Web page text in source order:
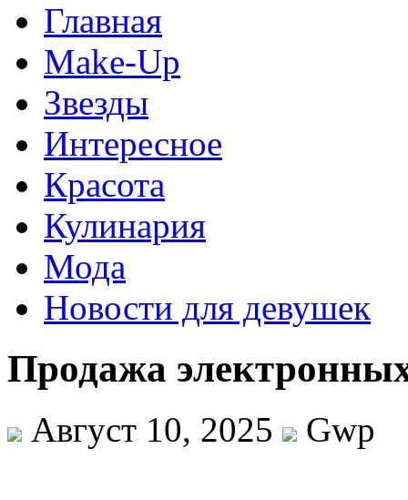
Главная
Make-Up
Звезды
Интересное
Красота
Кулинария
Мода
Новости для девушек
Продажа
Август 10, 2025 Gwp